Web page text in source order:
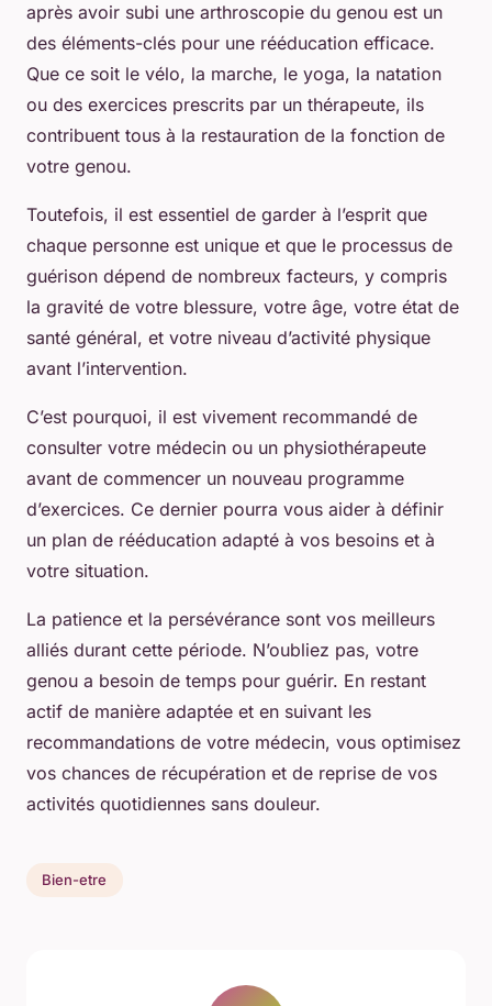
après avoir subi une arthroscopie du genou est un
des éléments-clés pour une rééducation efficace.
Que ce soit le vélo, la marche, le yoga, la natation
ou des exercices prescrits par un thérapeute, ils
contribuent tous à la restauration de la fonction de
votre genou.
Toutefois, il est essentiel de garder à l’esprit que
chaque personne est unique et que le processus de
guérison dépend de nombreux facteurs, y compris
la gravité de votre blessure, votre âge, votre état de
santé général, et votre niveau d’activité physique
avant l’intervention.
C’est pourquoi, il est vivement recommandé de
consulter votre médecin ou un physiothérapeute
avant de commencer un nouveau programme
d’exercices. Ce dernier pourra vous aider à définir
un plan de rééducation adapté à vos besoins et à
votre situation.
La patience et la persévérance sont vos meilleurs
alliés durant cette période. N’oubliez pas, votre
genou a besoin de temps pour guérir. En restant
actif de manière adaptée et en suivant les
recommandations de votre médecin, vous optimisez
vos chances de récupération et de reprise de vos
activités quotidiennes sans douleur.
Bien-etre